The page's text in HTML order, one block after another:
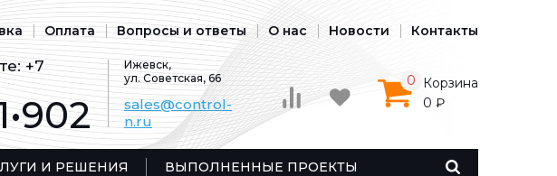
Оплата Вопросы и ответы О нас Новости Контакты
+7
Ижевск,
ул. Советская, 66
sales@control-
n.ru
Корзина
0
0 ₽
И РЕШЕНИЯ ВЫПОЛНЕННЫЕ ПРОЕКТЫ